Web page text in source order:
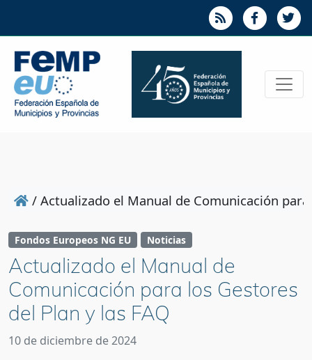
/ Actualizado el Manual de Comunicación
Fondos Europeos NG EU Noticias
Actualizado el Manual de
Comunicación para los Gestores
del Plan y las FAQ
10 de diciembre de 2024